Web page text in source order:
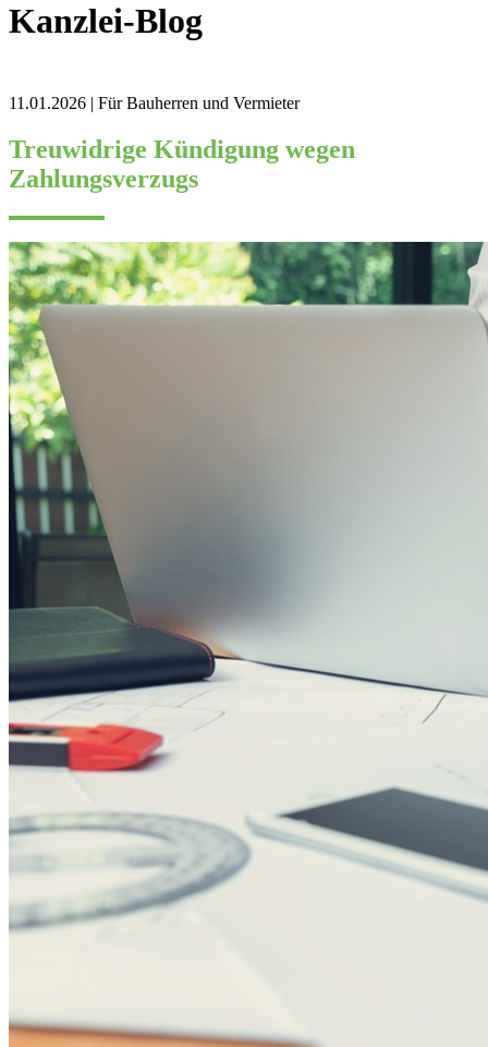
Kanzlei-Blog
11.01.2026 | Für Bauherren und Vermieter
Treuwidrige Kündigung wegen
Zahlungsverzugs